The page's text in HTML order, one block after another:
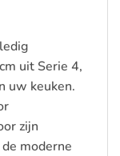
uit Serie 4,
uw keuken.
zijn
moderne